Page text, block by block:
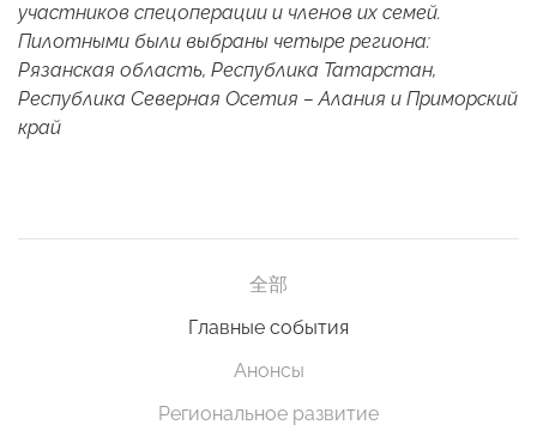
участников спецоперации и членов их семей.
Пилотными были выбраны четыре региона:
Рязанская область, Республика Татарстан,
Республика Северная Осетия – Алания и Приморский
край
全部
Главные события
Анонсы
Региональное развитие